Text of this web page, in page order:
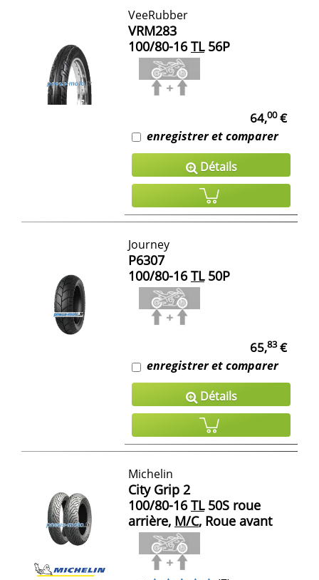
VeeRubber
VRM283
100/80-16 TL56P
64,00€
enregistrer et comparer
Détails
Journey
P6307
100/80-16 TL50P
65,83€
enregistrer et comparer
Détails
Michelin
City Grip 2
100/80-16 TL50S roue
arrière, M/C, Roue avant